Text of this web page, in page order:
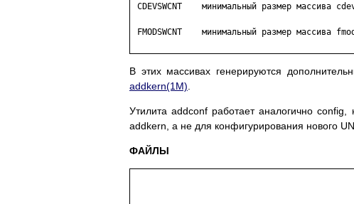
CDEVSWCNT    минимальный размер массива
FMODSWCNT    минимальный размер массива
В этих массивах генерируются
addkern(1M)
Утилита addconf работает аналогично
addkern, а не для конфигурирования нового
ФАЙЛЫ